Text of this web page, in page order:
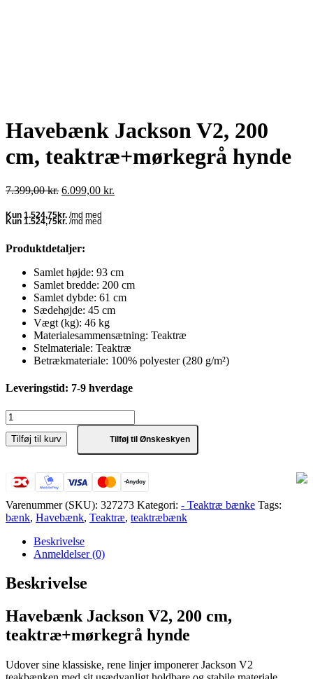
Havebænk Jackson V2, 200
cm, teaktræ+mørkegrå hynde
7.399,00kr. Den
pris
var:
6.099,00 kr.
Produktdetaljer:
Samlet højde: 93 cm
Samlet bredde: 200 cm
Samlet dybde: 61 cm
Sædehøjde: 45 cm
Vægt (kg): 46 kg
Materialesammensætning: Teaktræ
Stelmateriale: Teaktræ
Betrækmateriale: 100% polyester (280 g/m²)
Leveringstid: 7-9 hverdage
Havebænk
Jackson
V2,
teaktræ+mørkegrå
hynde
antal
Tilføj til kurv Tilføj til Ønskeskyen
Varenummer (SKU): 327273 Kategori: - Teaktræ bænke Tags:
bænk, Havebænk, Teaktræ, teaktræbænk
Beskrivelse
Anmeldelser (0)
Beskrivelse
Havebænk Jackson V2, 200 cm,
teaktræ+mørkegrå hynde
Udover sine klassiske, rene linjer imponerer Jackson V2